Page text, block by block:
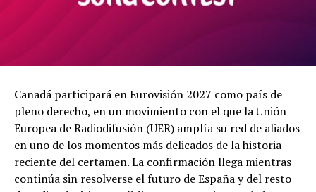
Canadá participará en Eurovisión 2027 como país de
pleno derecho, en un movimiento con el que la Unión
Europea de Radiodifusión (UER) amplía su red de aliados
en uno de los momentos más delicados de la historia
reciente del certamen. La confirmación llega mientras
continúa sin resolverse el futuro de España y del resto